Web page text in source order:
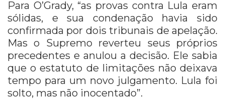
Para O’Grady, “as provas contra Lula eram
sólidas, e sua condenação havia sido
confirmada por dois tribunais de apelação.
Mas o Supremo reverteu seus próprios
precedentes e anulou a decisão. Ele sabia
que o estatuto de limitações não deixava
tempo para um novo julgamento. Lula foi
solto, mas não inocentado”.